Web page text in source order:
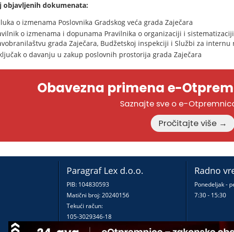
objavljenih dokumenata:
o izmenama Poslovnika Gradskog veća grada Zaječara
o izmenama i dopunama Pravilnika o organizaciji i
grada Zaječara, Budžetskoj inspekciji i Službi za internu
o davanju u zakup poslovnih prostorija grada Zaječara
Obavezna primena e-
Saznajte sve o e-
Pročitajte više →
Paragraf Lex d.o.o.
PIB: 104830593
Matični broj: 20240156
Tekući račun:
105-3029346-18
160-0000000380290-23
Radno
Ponedeljak -
7:30 - 15:30